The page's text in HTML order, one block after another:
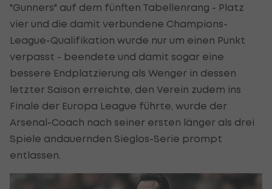
"Gunners" auf dem fünften Tabellenrang - Platz
vier und die damit verbundene Champions-
League-Qualifikation wurde nur um einen Punkt
verpasst - beendete und damit sogar eine
bessere Endplatzierung als Wenger in dessen
letzter Saison erreichte, den Verein zudem ins
Finale der Europa League führte, wurde der
Arsenal-Coach nach seiner ersten länger als drei
Spiele andauernden Sieglos-Serie prompt
entlassen.